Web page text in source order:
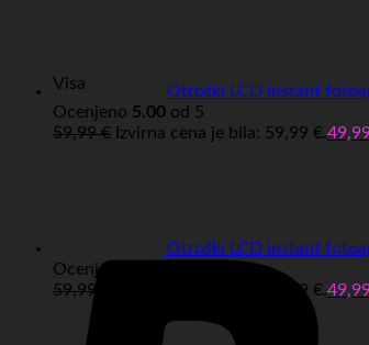
Visa
Otroški LCD instant
Ocenjeno 5.00 od 5
59,99€ Izvirna cena je bila: 59,99 €.
Otroški LCD instant
Ocenjeno
59,99
Izvirna cena je bila: 59,99 €.